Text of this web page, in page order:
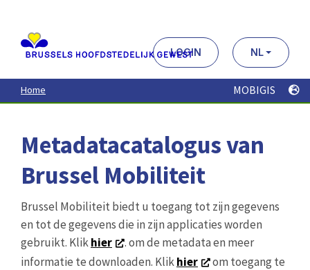
contenu
principal
LOGIN NL
Home MOBIGIS
Metadatacatalogus van
Brussel Mobiliteit
Brussel Mobiliteit biedt u toegang tot zijn gegevens
en tot de gegevens die in zijn applicaties worden
gebruikt. Klikhier
. om de metadata en meer
informatie te downloaden. Klikhier
om toegang te